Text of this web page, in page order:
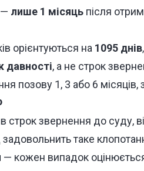
лише 1 місяцьпісля
орієнтуються на 1095 днів
давності, а не строк
позову 1, 3 або 6 місяців,
строк звернення до суду,
таке
— кожен випадок